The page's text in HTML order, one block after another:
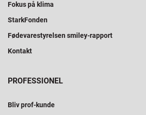
Fokus på klima
StarkFonden
Fødevarestyrelsen smiley-rapport
Kontakt
PROFESSIONEL
Bliv prof-kunde